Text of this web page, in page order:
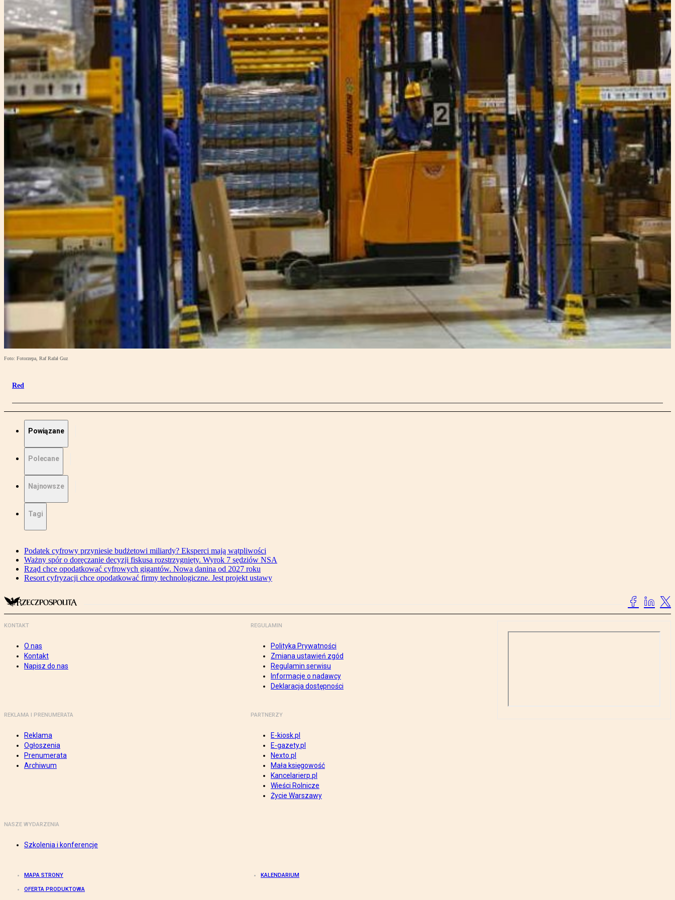
Foto: Fotorzepa, Raf Rafał Guz
Red
Powiązane
Polecane
Najnowsze
Tagi
Podatek cyfrowy przyniesie budżetowi miliardy? Eksperci mają wątpliwości
Ważny spór o doręczanie decyzji fiskusa rozstrzygnięty. Wyrok 7 sędziów NSA
Rząd chce opodatkować cyfrowych gigantów. Nowa danina od 2027 roku
Resort cyfryzacji chce opodatkować firmy technologiczne. Jest projekt ustawy
KONTAKT
O nas
Kontakt
Napisz do nas
REGULAMIN
Polityka Prywatności
Zmiana ustawień zgód
Regulamin serwisu
Informacje o nadawcy
Deklaracja dostępności
REKLAMA I PRENUMERATA
Reklama
Ogłoszenia
Prenumerata
Archiwum
PARTNERZY
E-kiosk.pl
E-gazety.pl
Nexto.pl
Mała księgowość
Kancelarierp.pl
Wieści Rolnicze
Życie Warszawy
NASZE WYDARZENIA
Szkolenia i konferencje
MAPA STRONY KALENDARIUM
OFERTA PRODUKTOWA